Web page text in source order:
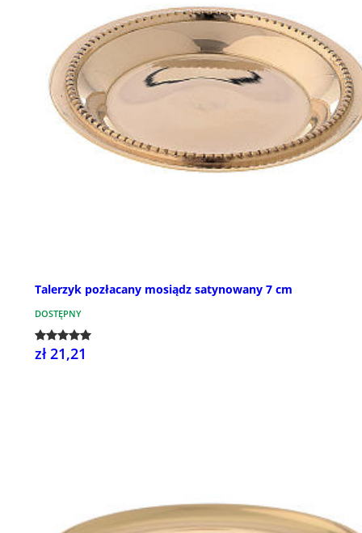
Talerzyk pozłacany mosiądz satynowany 7 cm
DOSTĘPNY
zł 21,21